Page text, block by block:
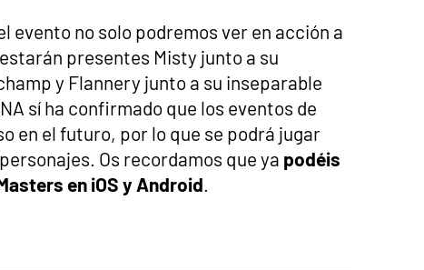
evento no solo podremos ver en acción a
presentes Misty junto a su
y Flannery junto a su inseparable
sí ha confirmado que los eventos de
en el futuro, por lo que se podrá jugar
Os recordamos que ya podéis
en iOS y Android